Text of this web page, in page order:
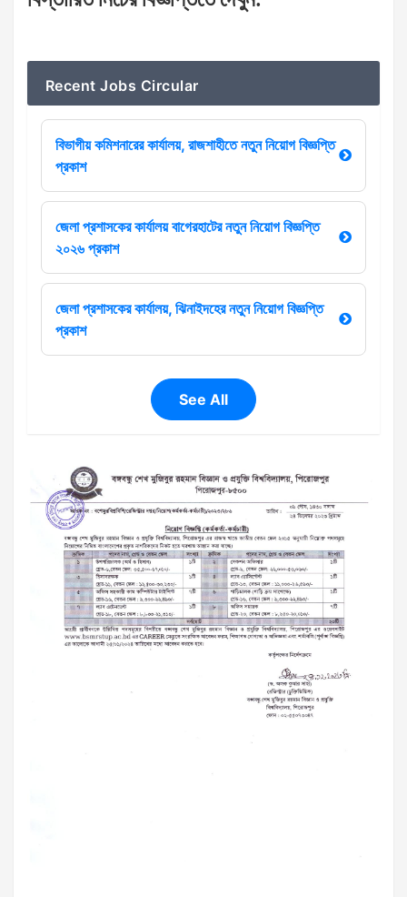
Recent Jobs Circular
বিভাগীয় কমিশনারের কার্যালয়, রাজশাহীতে নতুন নিয়োগ বিজ্ঞপ্তি
প্রকাশ
জেলা প্রশাসকের কার্যালয় বাগেরহাটের নতুন নিয়োগ বিজ্ঞপ্তি
২০২৬ প্রকাশ
জেলা প্রশাসকের কার্যালয়, ঝিনাইদহের নতুন নিয়োগ বিজ্ঞপ্তি
প্রকাশ
See All